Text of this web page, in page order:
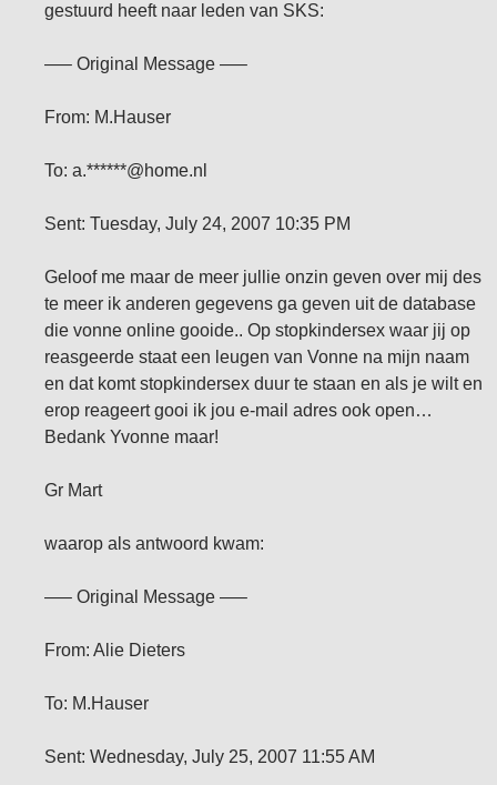
gestuurd heeft naar leden van SKS:
—– Original Message —–
From: M.Hauser
To: a.******@home.nl
Sent: Tuesday, July 24, 2007 10:35 PM
Geloof me maar de meer jullie onzin geven over mij des
te meer ik anderen gegevens ga geven uit de database
die vonne online gooide.. Op stopkindersex waar jij op
reasgeerde staat een leugen van Vonne na mijn naam
en dat komt stopkindersex duur te staan en als je wilt en
erop reageert gooi ik jou e-mail adres ook open…
Bedank Yvonne maar!
Gr Mart
waarop als antwoord kwam:
—– Original Message —–
From: Alie Dieters
To: M.Hauser
Sent: Wednesday, July 25, 2007 11:55 AM